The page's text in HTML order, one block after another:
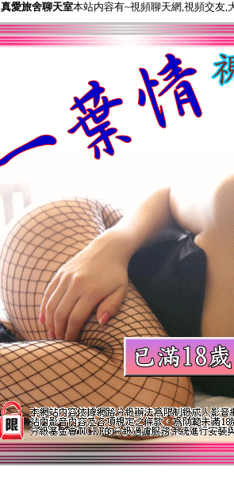
真愛旅舍聊天室本站内容有~視頻聊天網,視頻交友,